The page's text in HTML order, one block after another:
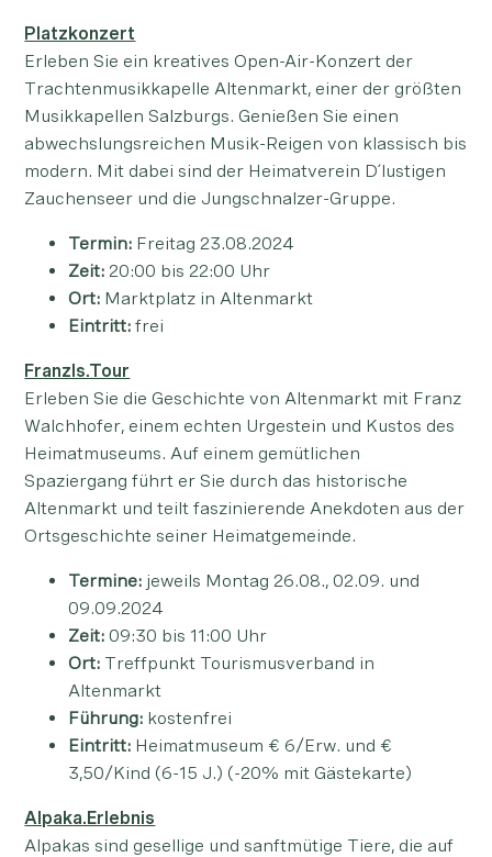
Platzkonzert
Erleben Sie ein kreatives Open-Air-Konzert der
Trachtenmusikkapelle Altenmarkt, einer der größten
Musikkapellen Salzburgs. Genießen Sie einen
abwechslungsreichen Musik-Reigen von klassisch bis
modern. Mit dabei sind der Heimatverein D´lustigen
Zauchenseer und die Jungschnalzer-Gruppe.
Termin: Freitag 23.08.2024
Zeit: 20:00 bis 22:00 Uhr
Ort: Marktplatz in Altenmarkt
Eintritt: frei
Franzls.Tour
Erleben Sie die Geschichte von Altenmarkt mit Franz
Walchhofer, einem echten Urgestein und Kustos des
Heimatmuseums. Auf einem gemütlichen
Spaziergang führt er Sie durch das historische
Altenmarkt und teilt faszinierende Anekdoten aus der
Ortsgeschichte seiner Heimatgemeinde.
Termine: jeweils Montag 26.08., 02.09. und
09.09.2024
Zeit: 09:30 bis 11:00 Uhr
Ort: Treffpunkt Tourismusverband in
Altenmarkt
Führung: kostenfrei
Eintritt: Heimatmuseum € 6/Erw. und €
3,50/Kind (6-15 J.) (-20% mit Gästekarte)
Alpaka.Erlebnis
Alpakas sind gesellige und sanftmütige Tiere, die auf